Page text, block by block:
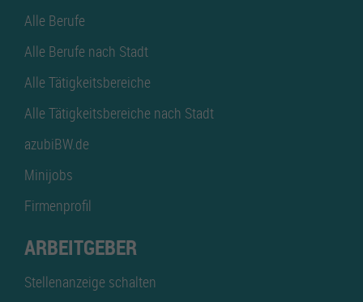
Alle Berufe
Alle Berufe nach Stadt
Alle Tätigkeitsbereiche
Alle Tätigkeitsbereiche nach Stadt
azubiBW.de
Minijobs
Firmenprofil
ARBEITGEBER
Stellenanzeige schalten